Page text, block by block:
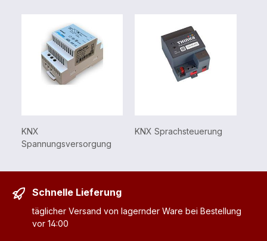
KNX
Spannungsversorgung
KNX Sprachsteuerung
Schnelle Lieferung
täglicher Versand von lagernder Ware bei Bestellung
vor 14:00